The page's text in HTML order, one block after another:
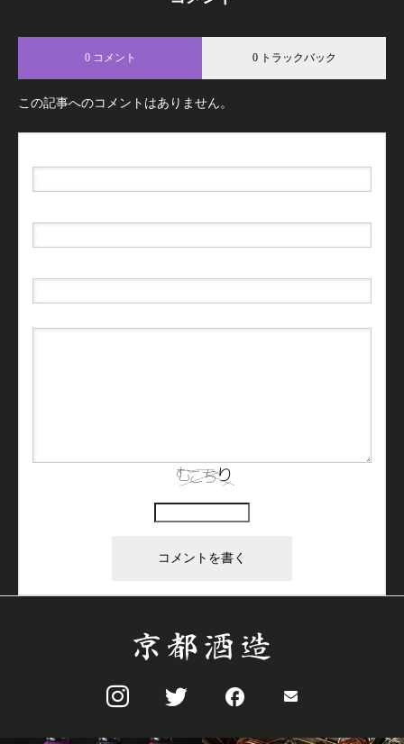
0 コメント 0 トラックバック
この記事へのコメントはありません。